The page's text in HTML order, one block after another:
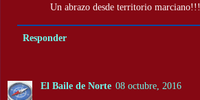
Un abrazo desde territorio marciano!!!
Responder
El Baile de Norte 08 octubre, 2016